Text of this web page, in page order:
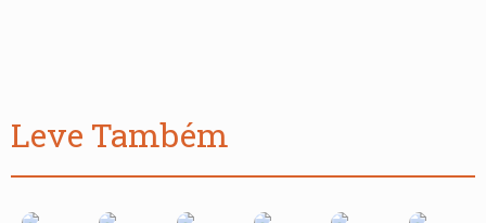
Leve Também